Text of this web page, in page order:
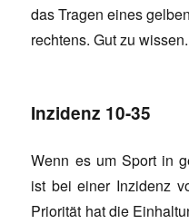
das Tragen eines
rechtens. Gut zu wissen.
Inzidenz 10-35
Wenn es um Sport in
ist bei einer Inzidenz
Priorität hat die